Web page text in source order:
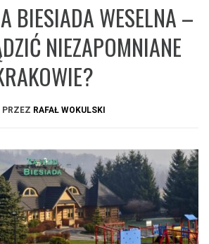
BIESIADA WESELNA –
NIEZAPOMNIANE
PRZEZ RAFAŁ WOKULSKI